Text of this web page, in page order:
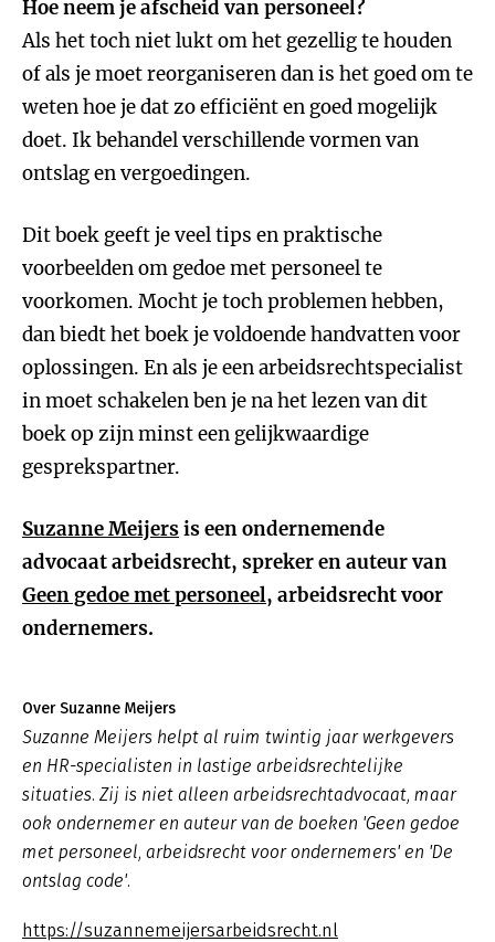
Hoe neem je afscheid van personeel?
Als het toch niet lukt om het gezellig te houden
of als je moet reorganiseren dan is het goed om te
weten hoe je dat zo efficiënt en goed mogelijk
doet. Ik behandel verschillende vormen van
ontslag en vergoedingen.
Dit boek geeft je veel tips en praktische
voorbeelden om gedoe met personeel te
voorkomen. Mocht je toch problemen hebben,
dan biedt het boek je voldoende handvatten voor
oplossingen. En als je een arbeidsrechtspecialist
in moet schakelen ben je na het lezen van dit
boek op zijn minst een gelijkwaardige
gesprekspartner.
Suzanne Meijersis een ondernemende
advocaat arbeidsrecht, spreker en auteur van
Geen gedoe met personeel, arbeidsrecht voor
ondernemers.
Over Suzanne Meijers
Suzanne Meijers helpt al ruim twintig jaar werkgevers
en HR-specialisten in lastige arbeidsrechtelijke
situaties. Zij is niet alleen arbeidsrechtadvocaat, maar
ook ondernemer en auteur van de boeken 'Geen gedoe
met personeel, arbeidsrecht voor ondernemers' en 'De
ontslag code'.
https://suzannemeijersarbeidsrecht.nl